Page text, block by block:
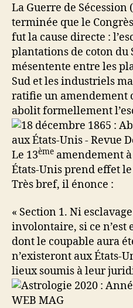
La Guerre de
terminée que le
fut la cause directe :
plantations de coton du
mésentente entre les
Sud et les industriels
ratifie un amendement
abolit formellement
Le 13ème amendement
États-Unis prend effet
Très bref, il énonce :
« Section 1. Ni
involontaire, si ce
dont le coupable aura
n’existeront aux États-
lieux soumis à leur